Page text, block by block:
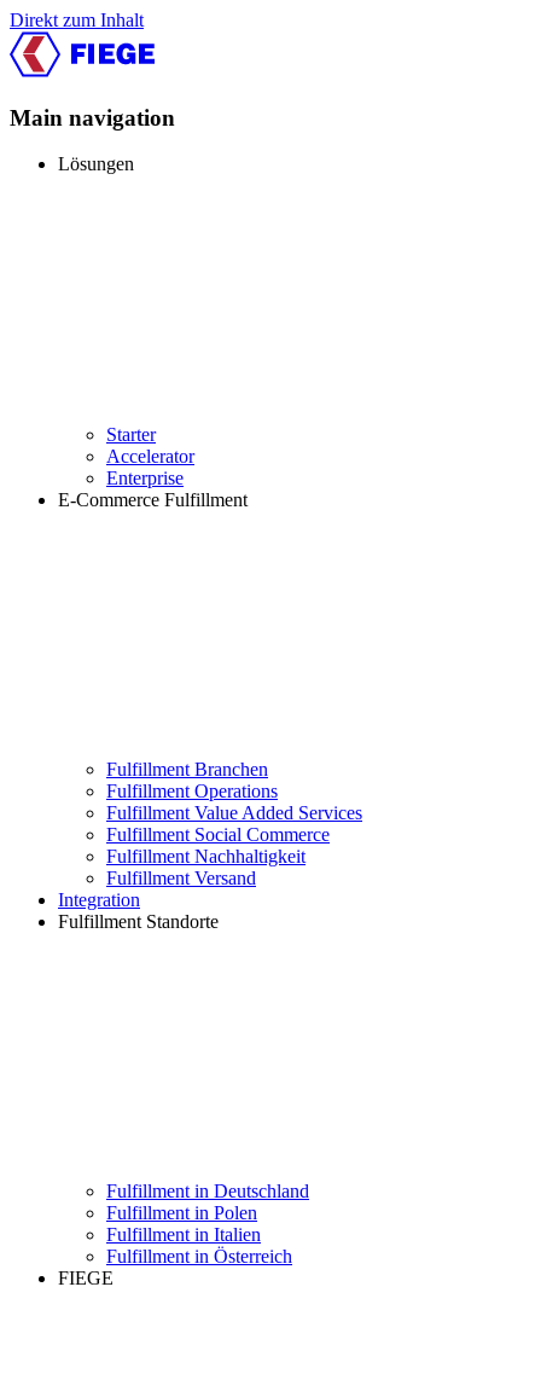
Direkt zum Inhalt
Main navigation
Lösungen
Starter
Accelerator
Enterprise
E-Commerce Fulfillment
Fulfillment Branchen
Fulfillment Operations
Fulfillment Value Added Services
Fulfillment Social Commerce
Fulfillment Nachhaltigkeit
Fulfillment Versand
Integration
Fulfillment Standorte
Fulfillment in Deutschland
Fulfillment in Polen
Fulfillment in Italien
Fulfillment in Österreich
FIEGE